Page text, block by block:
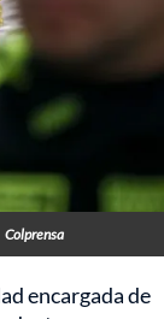
Colprensa
encargada de